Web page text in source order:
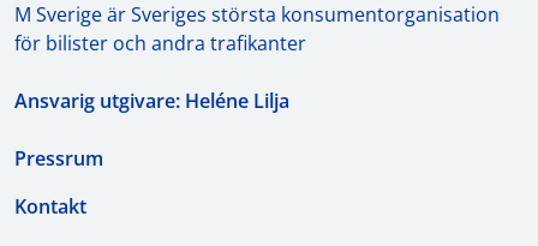
M Sverige är Sveriges största konsumentorganisation
för bilister och andra trafikanter
Ansvarig utgivare: Heléne Lilja
Pressrum
Kontakt